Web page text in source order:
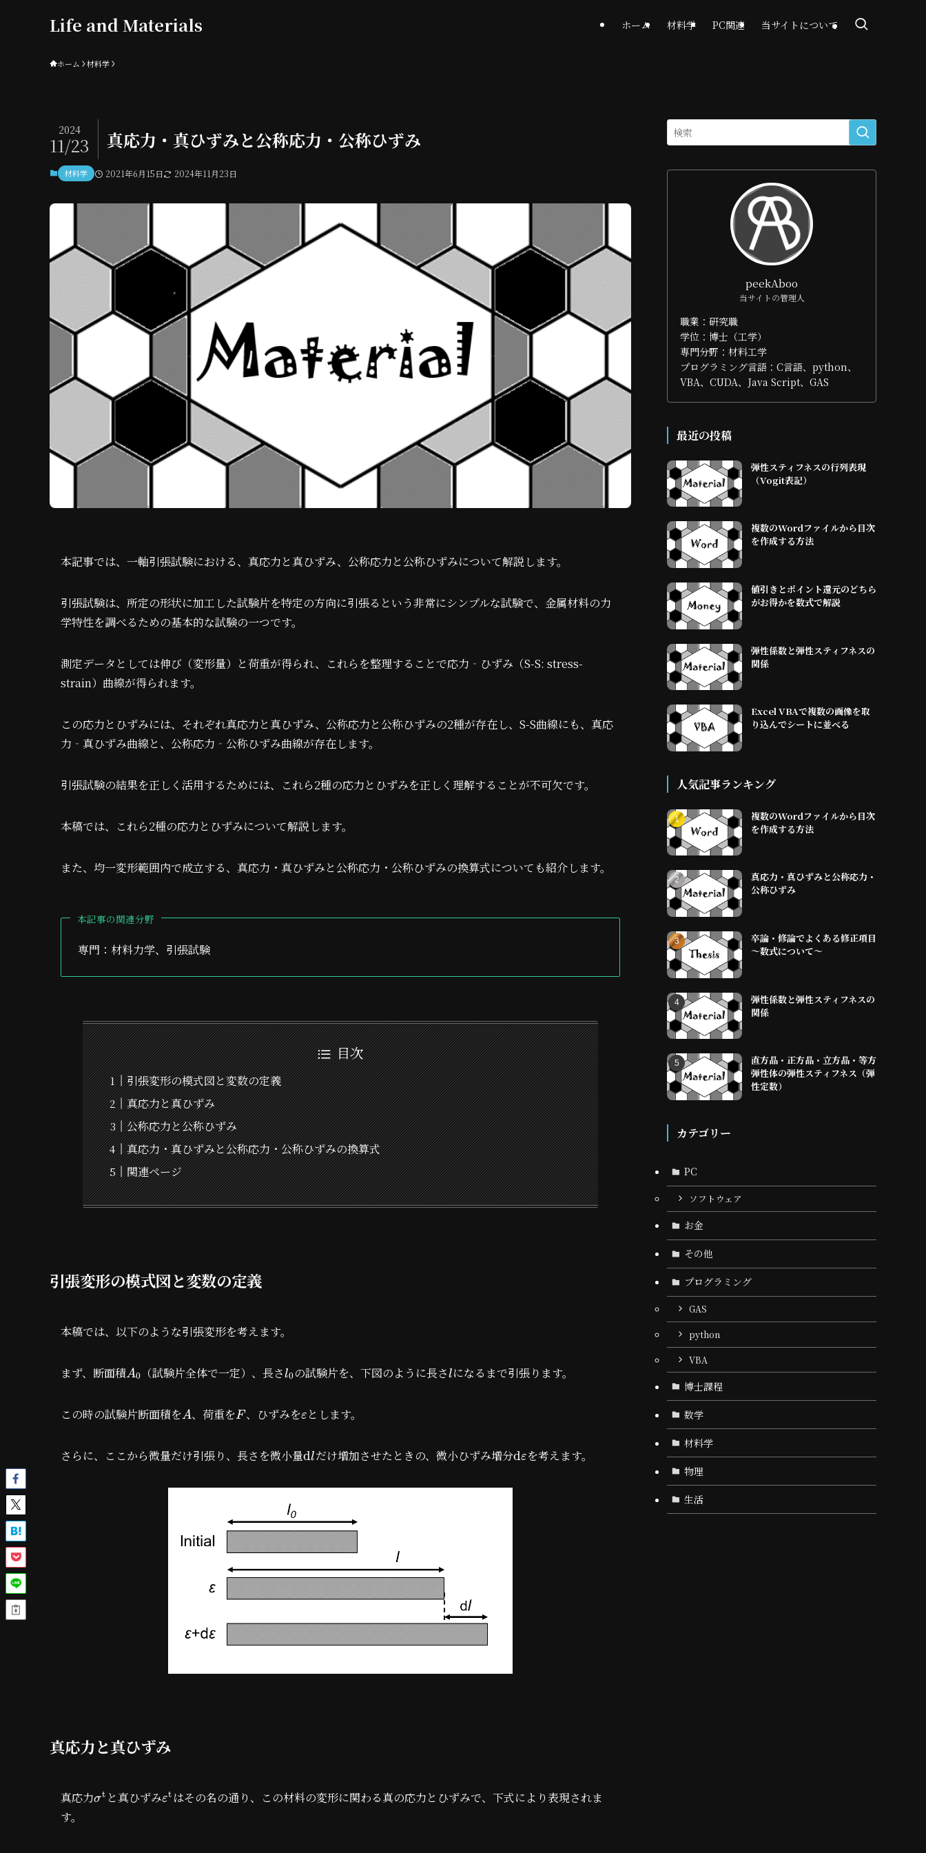
Life and Materials ホーム 材料学 PC関連 当サイトについて
ホーム 材料学
真応力・真ひずみと公称応力・公称ひずみ
2024
11/23
材料学 2021年6月15日 2024年11月23日
本記事では、一軸引張試験における、真応力と真ひずみ、公称応力と公称ひずみについて解説します。
引張試験は、所定の形状に加工した試験片を特定の方向に引張るという非常にシンプルな試験で、金属材料の力
学特性を調べるための基本的な試験の一つです。
測定データとしては伸び（変形量）と荷重が得られ、これらを整理することで応力‐ひずみ（S-S: stress-
strain）曲線が得られます。
この応力とひずみには、それぞれ真応力と真ひずみ、公称応力と公称ひずみの2種が存在し、S-S曲線にも、真応
力‐真ひずみ曲線と、公称応力‐公称ひずみ曲線が存在します。
引張試験の結果を正しく活用するためには、これら2種の応力とひずみを正しく理解することが不可欠です。
本稿では、これら2種の応力とひずみについて解説します。
また、均一変形範囲内で成立する、真応力・真ひずみと公称応力・公称ひずみの換算式についても紹介します。
本記事の関連分野
専門：材料力学、引張試験
目次
引張変形の模式図と変数の定義
真応力と真ひずみ
公称応力と公称ひずみ
真応力・真ひずみと公称応力・公称ひずみの換算式
関連ページ
引張変形の模式図と変数の定義
本稿では、以下のような引張変形を考えます。
まず、断面積A0 （試験片全体で一定）、長さl0 の試験片を、下図のように長さlになるまで引張ります。
この時の試験片断面積をA、荷重をF、ひずみをε とします。
さらに、ここから微量だけ引張り、長さを微小量dlだけ増加させたときの、微小ひずみ増分dεを考えます。
真応力と真ひずみ
真応力σt と真ひずみεt はその名の通り、この材料の変形に関わる真の応力とひずみで、下式により表現されま
す。
peekAboo
当サイトの管理人
職業：研究職
学位：博士（工学）
専門分野：材料工学
プログラミング言語：C言語、python、
VBA、CUDA、Java Script、GAS
最近の投稿
弾性スティフネスの行列表現
（Vogit表記）
複数のWordファイルから目次
を作成する方法
値引きとポイント還元のどちら
がお得かを数式で解説
弾性係数と弾性スティフネスの
関係
Excel VBAで複数の画像を取
り込んでシートに並べる
人気記事ランキング
複数のWordファイルから目次
を作成する方法
真応力・真ひずみと公称応力・
公称ひずみ
卒論・修論でよくある修正項目
～数式について～
弾性係数と弾性スティフネスの
関係
直方晶・正方晶・立方晶・等方
弾性体の弾性スティフネス（弾
性定数）
カテゴリー
PC
ソフトウェア
お金
その他
プログラミング
GAS
python
VBA
博士課程
数学
材料学
物理
生活